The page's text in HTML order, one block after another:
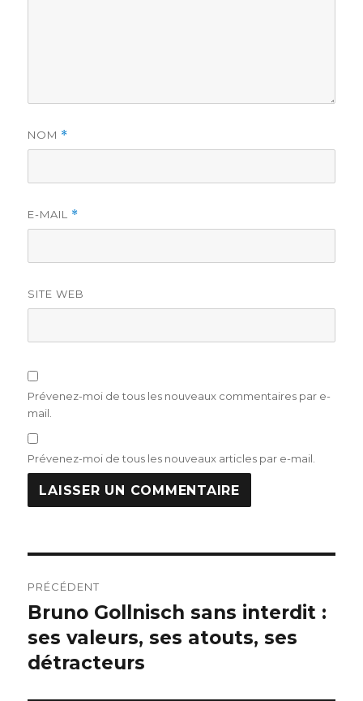
NOM *
E-MAIL *
SITE WEB
Prévenez-moi de tous les nouveaux commentaires par e-
mail.
Prévenez-moi de tous les nouveaux articles par e-mail.
de
l’article
PRÉCÉDENT
Publication
précédente :
Bruno Gollnisch sans interdit :
ses valeurs, ses atouts, ses
détracteurs